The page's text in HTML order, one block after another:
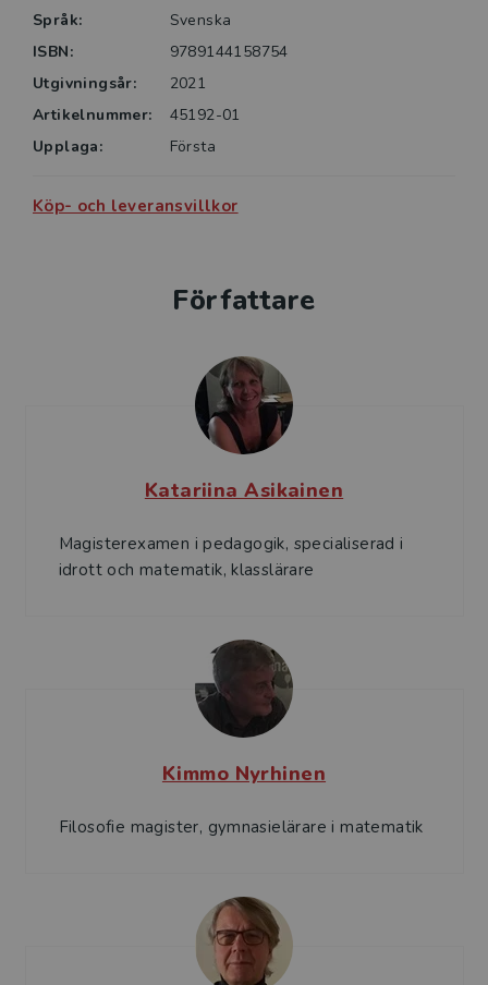
Språk:
Svenska
ISBN:
9789144158754
Utgivningsår:
2021
Artikelnummer:
45192-01
Upplaga:
Första
Köp- och leveransvillkor
Författare
Katariina Asikainen
Magisterexamen i pedagogik, specialiserad i
idrott och matematik, klasslärare
Kimmo Nyrhinen
Filosofie magister, gymnasielärare i matematik